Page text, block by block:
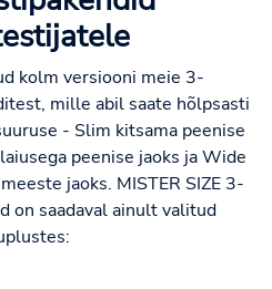
kolm versiooni meie 3-
mille abil saate hõlpsasti
- Slim kitsama peenise
peenise jaoks ja Wide
jaoks. MISTER SIZE 3-
on saadaval ainult valitud